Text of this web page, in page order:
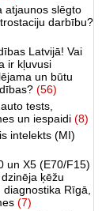
atjaunos slēgto
darbību?
Latvijā! Vai
ir kļuvusi
un būtu
(56)
tests,
un iespaidi (8)
intelekts (MI)
un X5 (E70/F15)
ķēžu
diagnostika Rīgā,
(7)